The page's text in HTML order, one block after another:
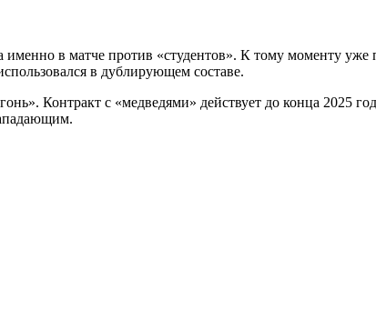
в матче против «студентов». К тому моменту уже
в дублирующем составе.
Контракт с «медведями» действует до конца 2025